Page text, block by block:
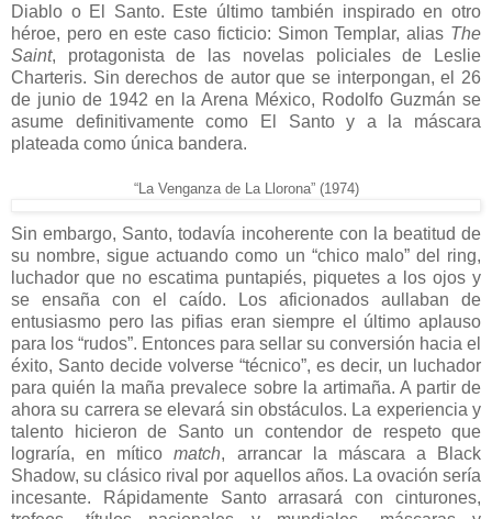
Diablo o El Santo. Este último también inspirado en otro
héroe, pero en este caso ficticio: Simon Templar, alias The
Saint, protagonista de las novelas policiales de Leslie
Charteris. Sin derechos de autor que se interpongan, el 26
de junio de 1942 en la Arena México, Rodolfo Guzmán se
asume definitivamente como El Santo y a la máscara
plateada como única bandera.
“La Venganza de La Llorona” (1974)
Sin embargo, Santo, todavía incoherente con la beatitud de
su nombre, sigue actuando como un “chico malo” del ring,
luchador que no escatima puntapiés, piquetes a los ojos y
se ensaña con el caído. Los aficionados aullaban de
entusiasmo pero las pifias eran siempre el último aplauso
para los “rudos”. Entonces para sellar su conversión hacia el
éxito, Santo decide volverse “técnico”, es decir, un luchador
para quién la maña prevalece sobre la artimaña. A partir de
ahora su carrera se elevará sin obstáculos. La experiencia y
talento hicieron de Santo un contendor de respeto que
lograría, en míticomatch, arrancar la máscara a Black
Shadow, su clásico rival por aquellos años. La ovación sería
incesante. Rápidamente Santo arrasará con cinturones,